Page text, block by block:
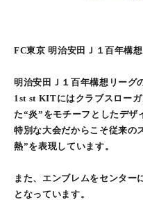
FC東京 明治安田Ｊ１百年構
明治安田Ｊ１百年構想リーグ
1st st KITにはクラブスロー
た“炎”をモチーフとしたデザ
特別な大会だからこそ従来の
熱”を表現しています。
また、エンブレムをセンター
となっています。